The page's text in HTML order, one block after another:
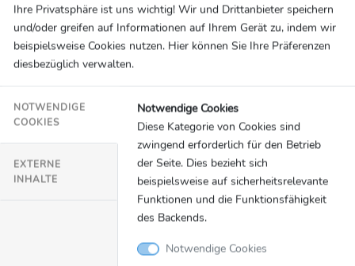
Social Media & Links
An dieser Stelle würden Inhalte von
YouTube geladen.
Einmalig erlauben
Ihre Privatsphäre ist uns wichtig! Wir und Drittanbieter speichern
und/oder greifen auf Informationen auf Ihrem Gerät zu, indem wir
beispielsweise Cookies nutzen. Hier können Sie Ihre Präferenzen
diesbezüglich verwalten.
NOTWENDIGE
COOKIES
EXTERNE
INHALTE
Notwendige Cookies
Diese Kategorie von Cookies sind
zwingend erforderlich für den Betrieb
der Seite. Dies bezieht sich
beispielsweise auf sicherheitsrelevante
Funktionen und die Funktionsfähigkeit
des Backends.
Notwendige Cookies